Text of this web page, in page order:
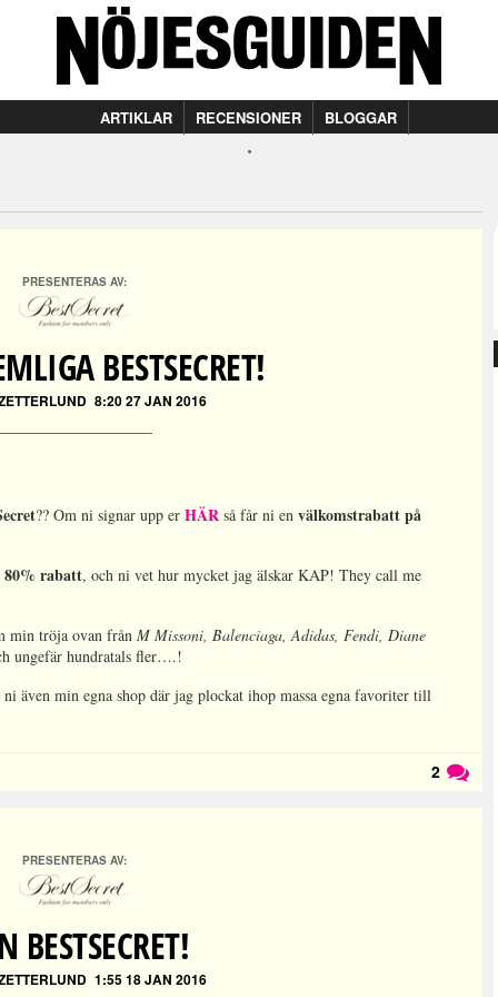
ARTIKLAR RECENSIONER BLOGGAR
PRESENTERAS AV:
BESTSECRET!
8:20 27 JAN 2016
?? Om ni signar upp erHÄR så får ni envälkomstrabatt på
80% rabatt, och ni vet hur mycket jag älskar KAP! They call me
min tröja ovan frånM Missoni, Balenciaga, Adidas, Fendi, Diane
ungefär hundratals fler….!
även min egna shop där jag plockat ihop massa egna favoriter till
2
PRESENTERAS AV:
BESTSECRET!
1:55 18 JAN 2016